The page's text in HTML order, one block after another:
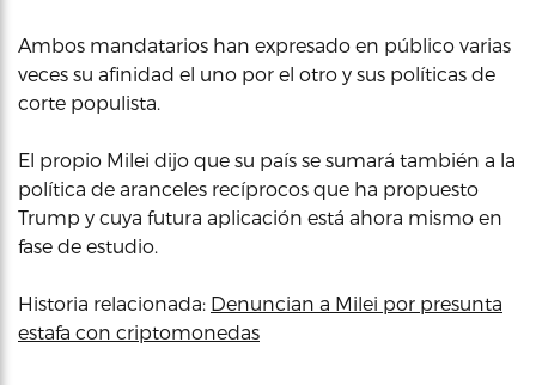
Ambos mandatarios han expresado en público varias
veces su afinidad el uno por el otro y sus políticas de
corte populista.
El propio Milei dijo que su país se sumará también a la
política de aranceles recíprocos que ha propuesto
Trump y cuya futura aplicación está ahora mismo en
fase de estudio.
Historia relacionada: Denuncian a Milei por presunta
estafa con criptomonedas